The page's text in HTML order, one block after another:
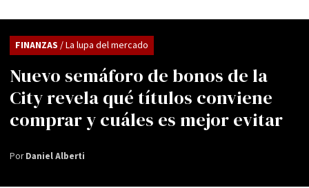
Nuevo semáforo de bonos de la
City revela qué títulos conviene
comprar y cuáles es mejor evitar
FINANZAS / La lupa del mercado
PorDaniel Alberti